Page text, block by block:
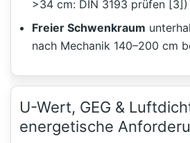
>34 cm: DIN 3193 prüfen [3])
Freier Schwenkraum
nach Mechanik 140–200 cm
U-Wert, GEG &
energetische